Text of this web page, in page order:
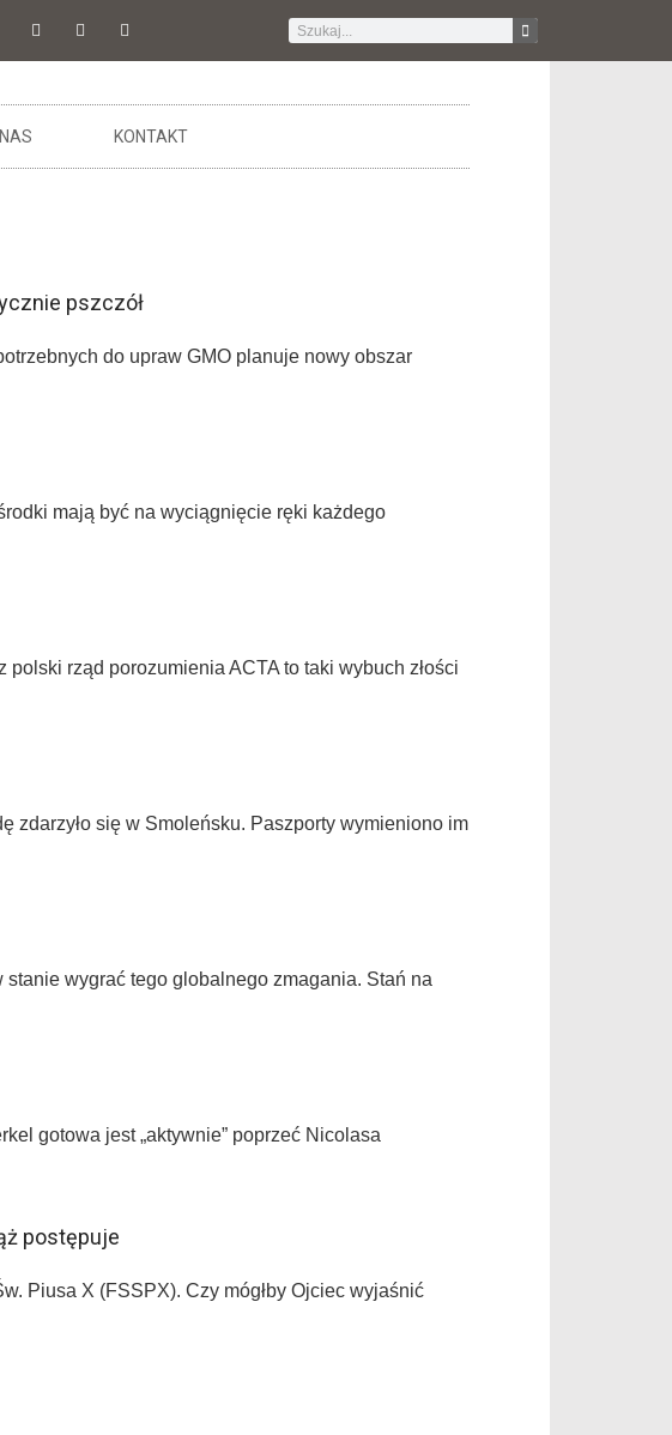
KONTAKT
pszczół
do upraw GMO planuje nowy obszar
mają być na wyciągnięcie ręki każdego
rząd porozumienia ACTA to taki wybuch złości
zdarzyło się w Smoleńsku. Paszporty wymieniono im
wygrać tego globalnego zmagania. Stań na
gotowa jest „aktywnie” poprzeć Nicolasa
postępuje
Piusa X (FSSPX). Czy mógłby Ojciec wyjaśnić